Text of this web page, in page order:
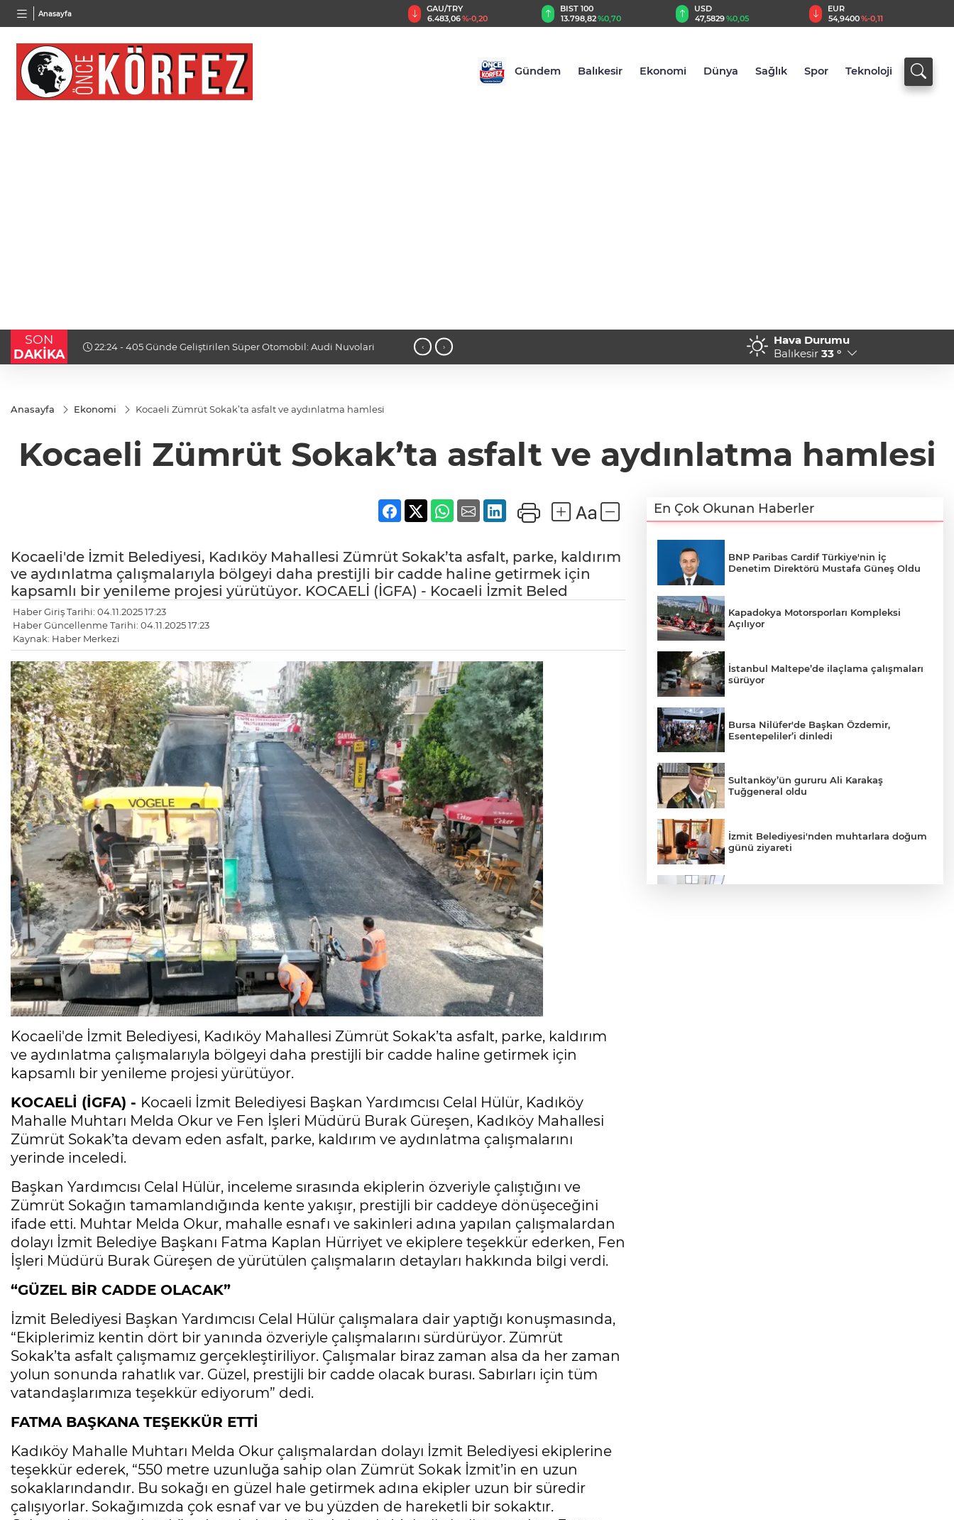
Anasayfa
BGN
28,0626%0,37
BIST 100
13.798,82%0,70
USD
47,5829%0,05
EUR
54,9400%-0,11
GBP
64,1339%0,12
Gündem Balıkesir Ekonomi Dünya Sağlık Spor Teknoloji
SON
DAKİKA
22:24 - Kocaeli Darıca’ya Modern Ulaşım Yatırımı 21:19 - Kocaeli Darıca’ya Büyükşehir'den modern ulaşım yatırımı 21:05 - MGK'dan 8
‹ ›
Hava Durumu
Balıkesir 33 °
Anasayfa Ekonomi Kocaeli Zümrüt Sokak’ta asfalt ve aydınlatma hamlesi
Kocaeli Zümrüt Sokak’ta asfalt ve aydınlatma hamlesi
Kocaeli'de İzmit Belediyesi, Kadıköy Mahallesi Zümrüt Sokak’ta asfalt, parke, kaldırım
ve aydınlatma çalışmalarıyla bölgeyi daha prestijli bir cadde haline getirmek için
kapsamlı bir yenileme projesi yürütüyor. KOCAELİ (İGFA) - Kocaeli İzmit Beled
Haber Giriş Tarihi: 04.11.2025 17:23
Haber Güncellenme Tarihi: 04.11.2025 17:23
Kaynak: Haber Merkezi
Kocaeli'de İzmit Belediyesi, Kadıköy Mahallesi Zümrüt Sokak’ta asfalt, parke, kaldırım
ve aydınlatma çalışmalarıyla bölgeyi daha prestijli bir cadde haline getirmek için
kapsamlı bir yenileme projesi yürütüyor.
KOCAELİ (İGFA) - Kocaeli İzmit Belediyesi Başkan Yardımcısı Celal Hülür, Kadıköy
Mahalle Muhtarı Melda Okur ve Fen İşleri Müdürü Burak Güreşen, Kadıköy Mahallesi
Zümrüt Sokak’ta devam eden asfalt, parke, kaldırım ve aydınlatma çalışmalarını
yerinde inceledi.
Başkan Yardımcısı Celal Hülür, inceleme sırasında ekiplerin özveriyle çalıştığını ve
Zümrüt Sokağın tamamlandığında kente yakışır, prestijli bir caddeye dönüşeceğini
ifade etti. Muhtar Melda Okur, mahalle esnafı ve sakinleri adına yapılan çalışmalardan
dolayı İzmit Belediye Başkanı Fatma Kaplan Hürriyet ve ekiplere teşekkür ederken, Fen
İşleri Müdürü Burak Güreşen de yürütülen çalışmaların detayları hakkında bilgi verdi.
“GÜZEL BİR CADDE OLACAK”
İzmit Belediyesi Başkan Yardımcısı Celal Hülür çalışmalara dair yaptığı konuşmasında,
“Ekiplerimiz kentin dört bir yanında özveriyle çalışmalarını sürdürüyor. Zümrüt
Sokak’ta asfalt çalışmamız gerçekleştiriliyor. Çalışmalar biraz zaman alsa da her zaman
yolun sonunda rahatlık var. Güzel, prestijli bir cadde olacak burası. Sabırları için tüm
vatandaşlarımıza teşekkür ediyorum” dedi.
FATMA BAŞKANA TEŞEKKÜR ETTİ
Kadıköy Mahalle Muhtarı Melda Okur çalışmalardan dolayı İzmit Belediyesi ekiplerine
teşekkür ederek, “550 metre uzunluğa sahip olan Zümrüt Sokak İzmit’in en uzun
sokaklarındandır. Bu sokağı en güzel hale getirmek adına ekipler uzun bir süredir
çalışıyorlar. Sokağımızda çok esnaf var ve bu yüzden de hareketli bir sokaktır.
En Çok Okunan Haberler
BNP Paribas Cardif Türkiye'nin İç
Denetim Direktörü Mustafa Güneş Oldu
Kapadokya Motorsporları Kompleksi
Açılıyor
İstanbul Maltepe’de ilaçlama çalışmaları
sürüyor
Bursa Nilüfer'de Başkan Özdemir,
Esentepeliler’i dinledi
Sultanköy’ün gururu Ali Karakaş
Tuğgeneral oldu
İzmit Belediyesi'nden muhtarlara doğum
günü ziyareti